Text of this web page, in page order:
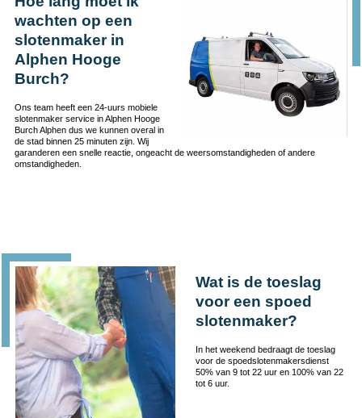
wachten op een
slotenmaker in
Alphen Hooge
Burch?
Ons team heeft een 24-uurs mobiele
slotenmaker service in Alphen Hooge
Burch Alphen dus we kunnen overal in
de stad binnen 25 minuten zijn. Wij
garanderen een snelle reactie, ongeacht de weersomstandigheden of andere
omstandigheden.
Wat is de toeslag
voor een spoed
slotenmaker?
In het weekend bedraagt de toeslag
voor de spoedslotenmakersdienst
50% van 9 tot 22 uur en 100% van 22
tot 6 uur.